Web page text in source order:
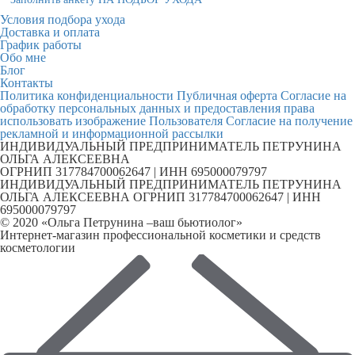
Условия подбора ухода
Доставка и оплата
График работы
Обо мне
Блог
Контакты
Политика конфиденциальности Публичная оферта Согласие на
обработку персональных данных и предоставления права
использовать изображение Пользователя Согласие на получение
рекламной и информационной рассылки
ИНДИВИДУАЛЬНЫЙ ПРЕДПРИНИМАТЕЛЬ ПЕТРУНИНА
ОЛЬГА АЛЕКСЕЕВНА
ОГРНИП 317784700062647 | ИНН 695000079797
ИНДИВИДУАЛЬНЫЙ ПРЕДПРИНИМАТЕЛЬ ПЕТРУНИНА
ОЛЬГА АЛЕКСЕЕВНА ОГРНИП 317784700062647 | ИНН
695000079797
© 2020 «Ольга Петрунина –ваш бьютиолог»
Интернет-магазин профессиональной косметики и средств
косметологии